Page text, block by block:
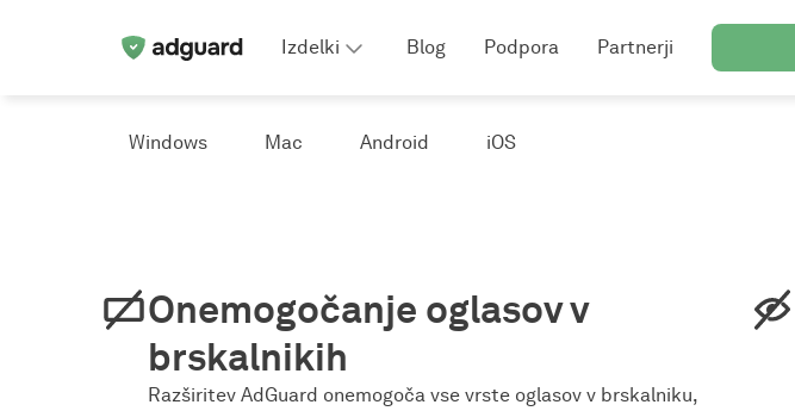
Izdelki Blog Podpora Partnerji
Windows Mac Android iOS
Onemogočanje oglasov v
brskalnikih
Razširitev AdGuard onemogoča vse vrste oglasov v brskalniku,